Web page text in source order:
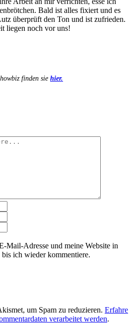
Bald ist alles fixiert und es
überprüft den Ton und ist zufrieden.
liegen noch vor uns!
finden sie hier.
Mail-Adresse und meine Website in
ich wieder kommentiere.
um Spam zu reduzieren. Erfahre
verarbeitet werden.